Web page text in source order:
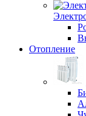
Отопление